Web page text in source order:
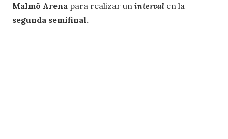
Malmö Arena para realizar un interval en la
segunda semifinal.